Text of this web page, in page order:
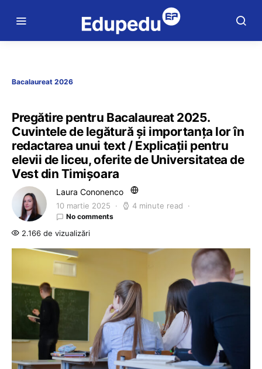
Bacalaureat 2026
Pregătire pentru Bacalaureat 2025.
Cuvintele de legătură și importanța lor în
redactarea unui text / Explicații pentru
elevii de liceu, oferite de Universitatea de
Vest din Timișoara
Laura Cononenco
10 martie 2025 4 minute read
No comments
2.166 de vizualizări